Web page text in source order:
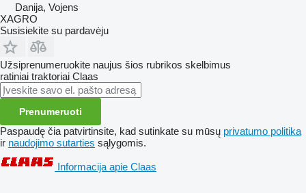
Danija, Vojens
XAGRO
Susisiekite su pardavėju
Užsiprenumeruokite naujus šios rubrikos skelbimus
ratiniai traktoriai Claas
Prenumeruoti
Paspaudę čia patvirtinsite, kad sutinkate su mūsų privatumo politika
ir naudojimo sutarties sąlygomis.
Informacija apie Claas